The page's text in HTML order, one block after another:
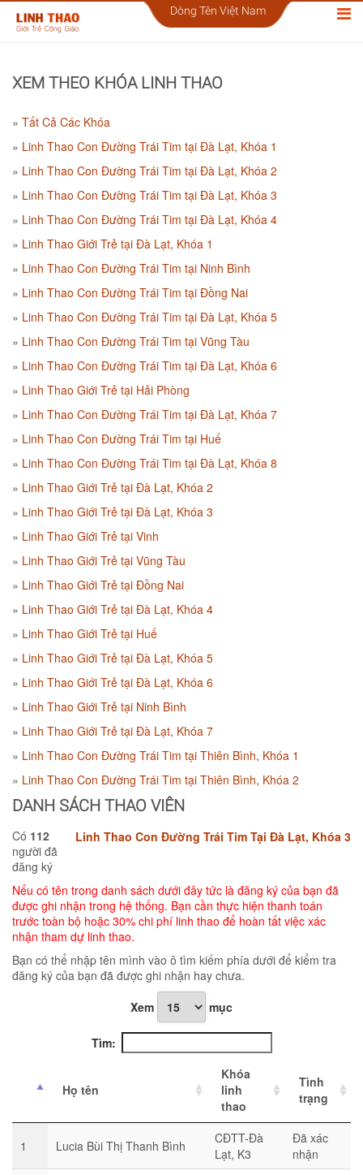
Dòng Tên Việt Nam
XEM THEO KHÓA LINH THAO
Tất Cả Các Khóa
Linh Thao Con Đường Trái Tim tại Đà Lạt, Khóa 1
Linh Thao Con Đường Trái Tim tại Đà Lạt, Khóa 2
Linh Thao Con Đường Trái Tim tại Đà Lạt, Khóa 3
Linh Thao Con Đường Trái Tim tại Đà Lạt, Khóa 4
Linh Thao Giới Trẻ tại Đà Lạt, Khóa 1
Linh Thao Con Đường Trái Tim tại Ninh Bình
Linh Thao Con Đường Trái Tim tại Đồng Nai
Linh Thao Con Đường Trái Tim tại Đà Lạt, Khóa 5
Linh Thao Con Đường Trái Tim tại Vũng Tàu
Linh Thao Con Đường Trái Tim tại Đà Lạt, Khóa 6
Linh Thao Giới Trẻ tại Hải Phòng
Linh Thao Con Đường Trái Tim tại Đà Lạt, Khóa 7
Linh Thao Con Đường Trái Tim tại Huế
Linh Thao Con Đường Trái Tim tại Đà Lạt, Khóa 8
Linh Thao Giới Trẻ tại Đà Lạt, Khóa 2
Linh Thao Giới Trẻ tại Đà Lạt, Khóa 3
Linh Thao Giới Trẻ tại Vinh
Linh Thao Giới Trẻ tại Vũng Tàu
Linh Thao Giới Trẻ tại Đồng Nai
Linh Thao Giới Trẻ tại Đà Lạt, Khóa 4
Linh Thao Giới Trẻ tại Huế
Linh Thao Giới Trẻ tại Đà Lạt, Khóa 5
Linh Thao Giới Trẻ tại Đà Lạt, Khóa 6
Linh Thao Giới Trẻ tại Ninh Bình
Linh Thao Giới Trẻ tại Đà Lạt, Khóa 7
Linh Thao Con Đường Trái Tim tại Thiên Bình, Khóa 1
Linh Thao Con Đường Trái Tim tại Thiên Bình, Khóa 2
DANH SÁCH THAO VIÊN
Linh Thao Con Đường Trái Tim Tại Đà Lạt, Khóa 3
Có 112
người đã
đăng ký
Nếu có tên trong danh sách dưới đây tức là đăng ký của bạn đã
được ghi nhận trong hệ thống. Bạn cần thực hiện thanh toán
trước toàn bộ hoặc 30% chi phí linh thao để hoàn tất việc xác
nhận tham dự linh thao.
Bạn có thể nhập tên mình vào ô tìm kiếm phía dưới để kiểm tra
đăng ký của bạn đã được ghi nhận hay chưa.
Xem
mục
Tìm:
Họ tên
Khóa
linh
thao
Tình
trạng
1 Lucia Bùi Thị Thanh Bình
CĐTT-Đà
Lạt, K3
Đã xác
nhận